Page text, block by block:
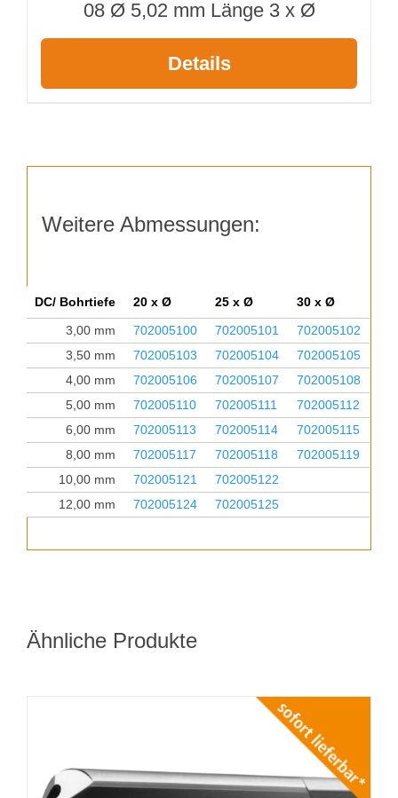
08 Ø 5,02 mm Länge 3 x Ø
Details
Weitere Abmessungen:
DC/ Bohrtiefe 20 x Ø 25 x Ø
30 x Ø
3,00 mm
702005100 702005101
702005102
3,50 mm
702005103 702005104
702005105
4,00 mm
702005106 702005107
702005108
5,00 mm
702005110 702005111
702005112
6,00 mm
702005113 702005114
702005115
8,00 mm
702005117 702005118
702005119
10,00 mm
702005121
702005122
12,00 mm
702005124 702005125
Ähnliche Produkte